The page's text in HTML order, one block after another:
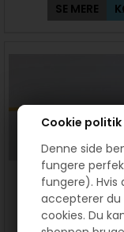
Cookie politik
Denne side
fungere
fungere). Hvis
accepterer du
cookies. Du
SE MERE
Anoraksnor- Gul. Pris